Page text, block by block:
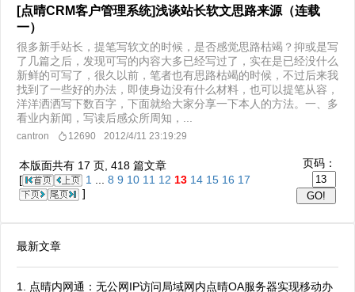
[点晴CRM客户管理系统]浅谈站长软文思路来源（连载
一）
很多新手站长，提笔写软文的时候，是否感觉思路枯竭？抑或是写
了几篇之后，发现可写的内容大多已经写过了，实在是已经没什么
新鲜的可写了，很久以前，笔者也有思路枯竭的时候，不过后来我
找到了一些好的办法，即使身边没有什么材料，也可以提笔从容，
洋洋洒洒写下数百字，下面就给大家分享一下本人的方法。一、多
看业内新闻，写读后感众所周知，...
cantron 12690 2012/4/11 23:19:29
本版面共有 17 页, 418 篇文章
[
1 8 9 10 11 12 13 14 15 16 17
]
页码：
最新文章
点晴内网通：无公网IP访问局域网内点晴OA服务器实现移动办